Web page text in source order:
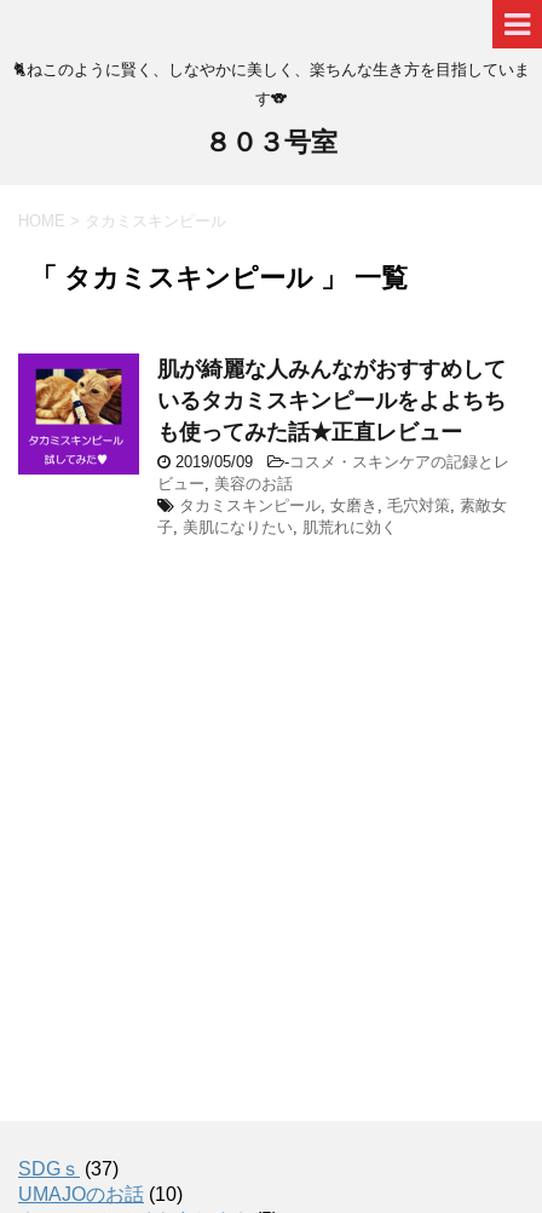
🐈ねこのように賢く、しなやかに美しく、楽ちんな生き方を目指していま
す🐨
８０３号室
HOME > タカミスキンピール
「 タカミスキンピール 」 一覧
肌が綺麗な人みんながおすすめして
いるタカミスキンピールをよよちち
も使ってみた話★正直レビュー
2019/05/09 -コスメ・スキンケアの記録とレ
ビュー
美容のお話
タカミスキンピール 女磨き 毛穴対策 素敵女
子 美肌になりたい 肌荒れに効く
SDGｓ (37)
UMAJOのお話 (10)